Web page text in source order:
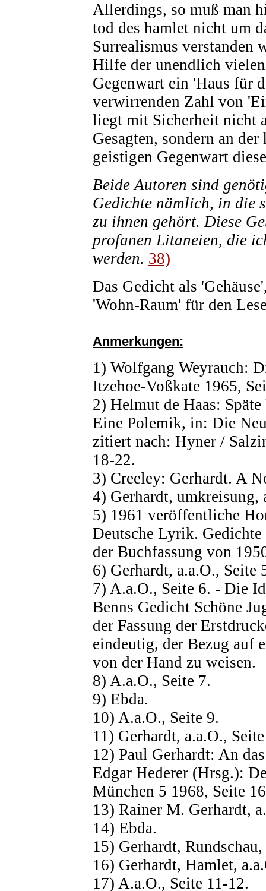
Allerdings, so muß man
tod des hamlet nicht um
Surrealismus verstanden
Hilfe der unendlich
Gegenwart ein 'Haus für
verwirrenden Zahl von
liegt mit Sicherheit nicht
Gesagten, sondern an
geistigen Gegenwart
Beide Autoren sind
Gedichte nämlich, in die
zu ihnen gehört. Diese
profanen Litaneien, die
werden. 38)
Das Gedicht als
'Wohn-Raum' für den
Anmerkungen:
1) Wolfgang Weyrauch:
Itzehoe-Voßkate 1965,
2) Helmut de Haas:
Eine Polemik, in: Die
zitiert nach: Hyner /
18-22.
3) Creeley: Gerhardt. A
4) Gerhardt, umkreisung,
5) 1961 veröffentliche
Deutsche Lyrik.
der Buchfassung von
6) Gerhardt, a.a.O., Seite
7) A.a.O., Seite 6. - Die
Benns Gedicht Schöne
der Fassung der
eindeutig, der Bezug auf
von der Hand zu weisen.
8) A.a.O., Seite 7.
9) Ebda.
10) A.a.O., Seite 9.
11) Gerhardt, a.a.O.,
12) Paul Gerhardt: An
Edgar Hederer (Hrsg.):
München 5 1968, Seite
13) Rainer M. Gerhardt,
14) Ebda.
15) Gerhardt,
16) Gerhardt, Hamlet,
17) A.a.O., Seite 11-12.